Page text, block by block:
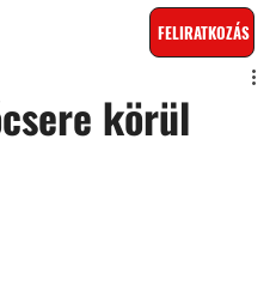
FELIRATKOZÁS
körül